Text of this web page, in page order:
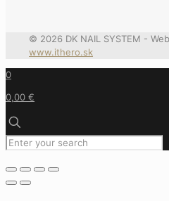
© 2026 DK NAIL SYSTEM -
www.ithero.sk
0
0,00 €